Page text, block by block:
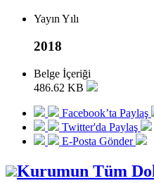
Yayın Yılı
2018
Belge İçeriği
486.62 KB
Facebook’ta Paylaş
Twitter'da Paylaş
E-Posta Gönder
Kurumun Tüm